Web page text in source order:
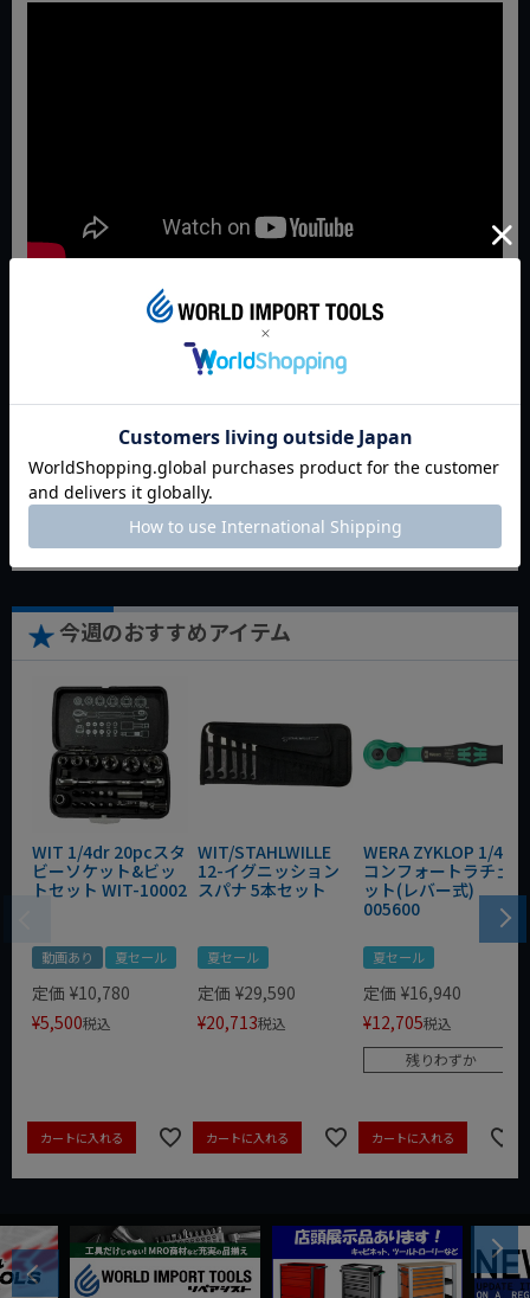
JAN:4003773011811
今週のおすすめアイテム
WIT 1/4dr 20pcスタ
ビーソケット&ビッ
トセット WIT-10002
動画あり 夏セール
定価 ¥10,780
¥5,500税込
カートに入れる
WIT/STAHLWILLE
12-イグニッション
スパナ 5本セット
夏セール
定価 ¥29,590
¥20,713税込
カートに入れる
WERA ZYKLOP 1/4"
コンフォートラチェ
ット(レバー式)
005600
夏セール
定価 ¥16,940
¥12,705税込
残りわずか
カートに入れる
Previous
Next